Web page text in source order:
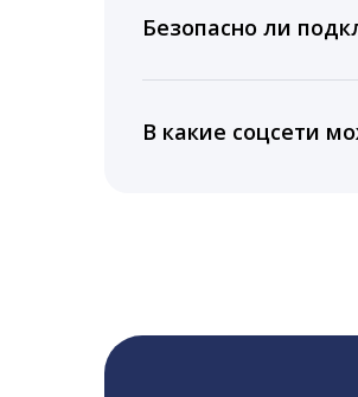
подключении тарифа
5 лет.
Безопасно ли
информацию третьим
В какие соцсети